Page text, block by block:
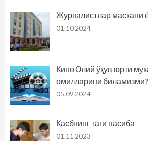
Журналистлар маскани
01.10.2024
Кино Олий ўқув юрти
омилларини биламизми?
05.09.2024
Касбнинг таги насиба
01.11.2023